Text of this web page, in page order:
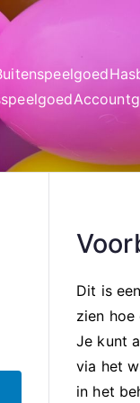
Dit is
zien
Je kunt
via het
in het